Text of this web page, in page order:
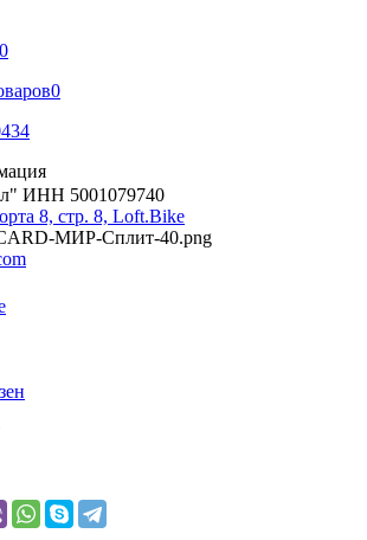
0
0
ИНН 5001079740
8, стр. 8, Loft.Bike